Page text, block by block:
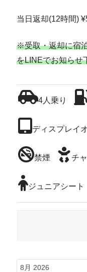
当日返却(12時間)
※受取・返却に宿
をLINEでお知らせ
4人乗り
ディスプレイ
禁煙 チ
ジュニアシート